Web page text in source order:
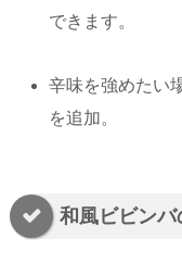
できます。
辛味を強めたい
を追加。
和風ビビン